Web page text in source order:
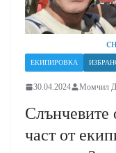
ЕКИПИРОВКА
30.04.2024 Момчил
Слънчевите
част от